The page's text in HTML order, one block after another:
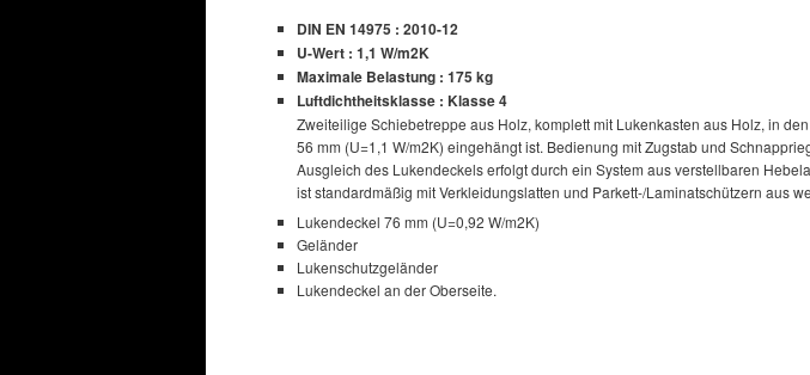
DIN EN 14975 : 2010-12
U-Wert : 1,1 W/m2K
Maximale Belastung : 175 kg
Luftdichtheitsklasse : Klasse 4
Zweiteilige Schiebetreppe aus Holz, komplett mit Lukenkasten aus Holz, in
56 mm (U=1,1 W/m2K) eingehängt ist. Bedienung mit Zugstab und
Ausgleich des Lukendeckels erfolgt durch ein System aus verstellbaren
ist standardmäßig mit Verkleidungslatten und Parkett-/Laminatschützern aus
Lukendeckel 76 mm (U=0,92 W/m2K)
Geländer
Lukenschutzgeländer
Lukendeckel an der Oberseite.